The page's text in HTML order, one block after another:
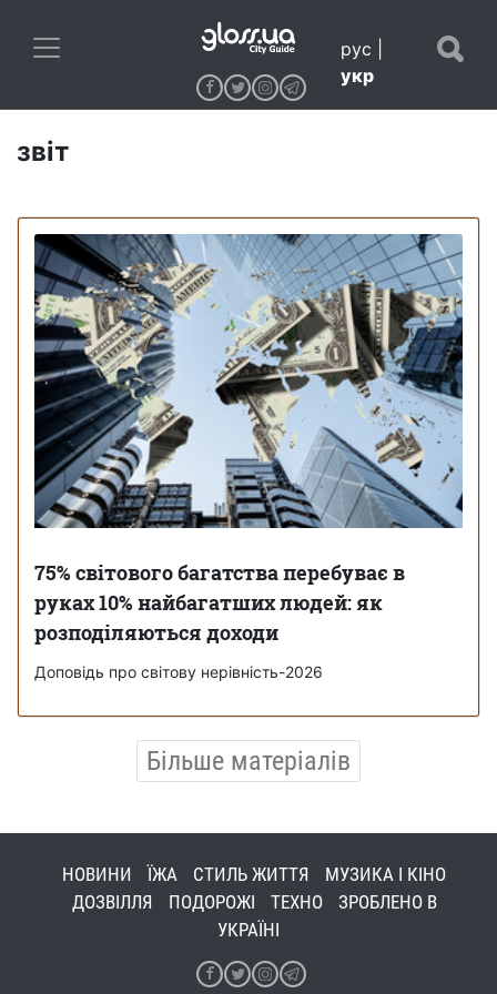
рус
укр
звіт
75% світового багатства перебуває в
руках 10% найбагатших людей: як
розподіляються доходи
Доповідь про світову нерівність-2026
Більше матеріалів
НОВИНИ ЇЖА СТИЛЬ ЖИТТЯ
МУЗИКА І КІНО
ДОЗВІЛЛЯ
ПОДОРОЖІ ТЕХНО
ЗРОБЛЕНО В
УКРАЇНІ